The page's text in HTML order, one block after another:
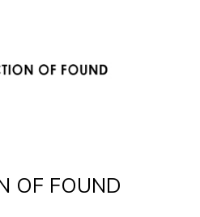
OF FOUND